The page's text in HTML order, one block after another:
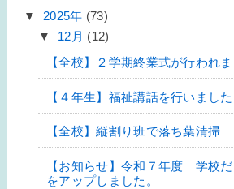
▼ 2025年 (73)
▼ 12月 (12)
【全校】２学期終業式が行われま
【４年生】福祉講話を行いました
【全校】縦割り班で落ち葉清掃
【お知らせ】令和７年度 学校
をアップしました。